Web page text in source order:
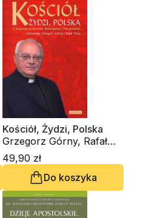
Kościół, Żydzi, Polska
Grzegorz Górny, Rafał
Tichy, ks. Waldemar
Chrostowski
49,90 zł
Do koszyka